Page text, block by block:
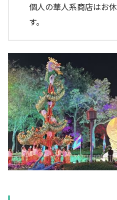
個人の華人系商店はお
す。